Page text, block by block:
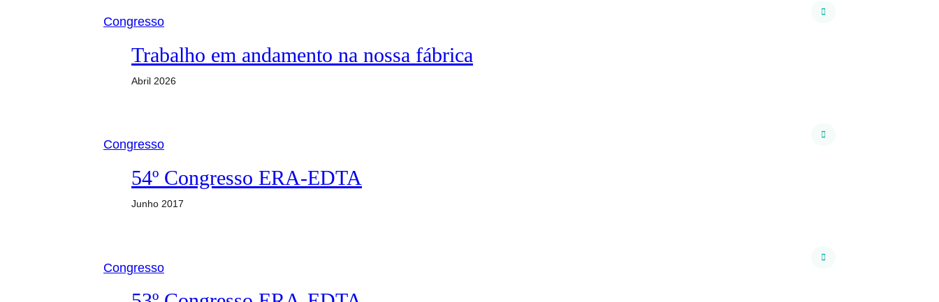
Congresso
Trabalho em andamento na nossa fábrica
Abril 2026
Congresso
54º Congresso ERA-EDTA
Junho 2017
Congresso